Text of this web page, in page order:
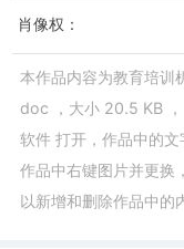
肖像权：
本作品内容为教育培训
doc
，大小 20.5 KB，
软件 打开，作品中的
作品中右键图片并更换
以新增和删除作品中的